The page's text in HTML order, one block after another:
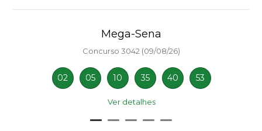
Mega-Sena
Concurso 3042 (09/08/26)
02 05 10 35 40 53
Ver detalhes